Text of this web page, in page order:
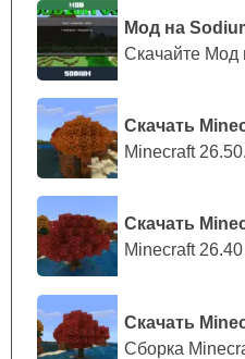
Мод на
Скачать
Minecraft
Скачать
Minecraft
Скачать
Сборка